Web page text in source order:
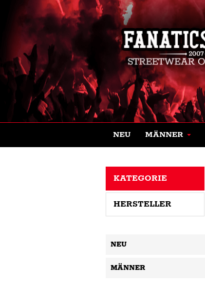
NEU MÄNNER
KATEGORIE
HERSTELLER
NEU
MÄNNER